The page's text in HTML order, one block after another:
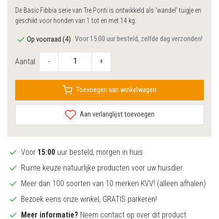
De Basic Fibbia serie van Tre Ponti is ontwikkeld als 'wandel' tuigje en
geschikt voor honden van 1 tot en met 14 kg.
Op voorraad (4) Voor 15:00 uur besteld, zelfde dag verzonden!
Aantal - +
Toevoegen aan winkelwagen
Aan verlanglijst toevoegen
Voor 15:00 uur besteld, morgen in huis
Ruime keuze natuurlijke producten voor uw huisdier
Meer dan 100 soorten van 10 merken KVV! (alleen afhalen)
Bezoek eens onze winkel, GRATIS parkeren!
Meer informatie? Neem contact op over dit product